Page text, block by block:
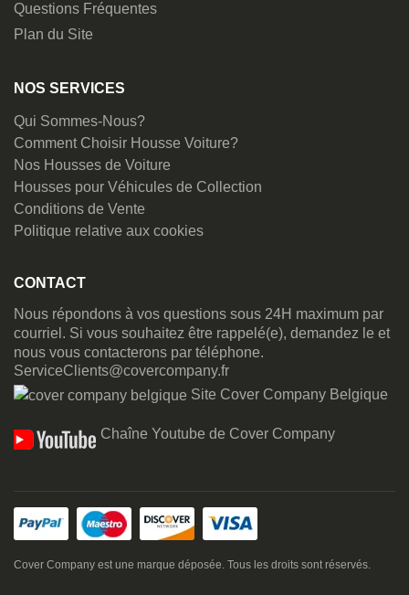
Questions Fréquentes
Plan du Site
NOS SERVICES
Qui Sommes-Nous?
Comment Choisir Housse Voiture?
Nos Housses de Voiture
Housses pour Véhicules de Collection
Conditions de Vente
Politique relative aux cookies
CONTACT
Nous répondons à vos questions sous 24H maximum par
courriel. Si vous souhaitez être rappelé(e), demandez le et
nous vous contacterons par téléphone.
ServiceClients@covercompany.fr
Site Cover Company Belgique
Chaîne Youtube de Cover Company
Cover Company est une marque déposée. Tous les droits sont réservés.